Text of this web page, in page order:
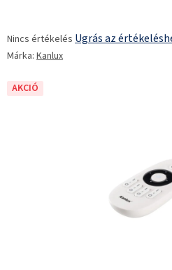
termék
átlagos
5-
Nincs értékelés Ugrás az
Márka: Kanlux
AKCIÓ